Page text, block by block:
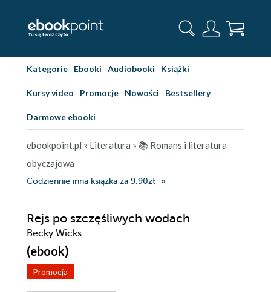
Kategorie Ebooki Audiobooki Książki
Kursy video Promocje Nowości Bestsellery
Darmowe ebooki
ebookpoint.pl » Literatura » 📚 Romans i literatura
obyczajowa
Codziennie inna książka za 9,90zł
Rejs po szczęśliwych wodach
Becky Wicks
(ebook)
Promocja